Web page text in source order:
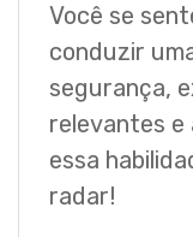
Você se
conduzir
segurança,
relevantes e
essa
radar!